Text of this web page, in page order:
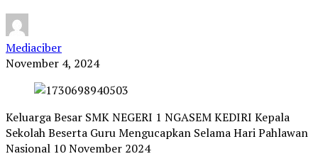
Mediaciber
November 4, 2024
Keluarga Besar SMK NEGERI 1 NGASEM KEDIRI Kepala
Sekolah Beserta Guru Mengucapkan Selama Hari Pahlawan
Nasional 10 November 2024